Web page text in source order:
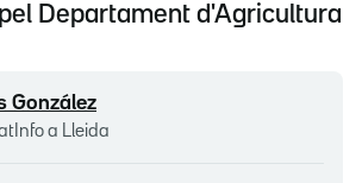
Departament d'Agricultura
González
a Lleida